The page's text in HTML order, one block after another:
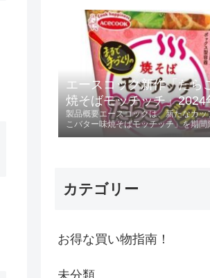
し、特典としてオリジナルクリア...
エースコック新作「たら
焼そばモッチッチ」2024
売！
製品概要エースコックは、新たなカッ
こバター味焼そばモッチッチ」を期間
カテゴリー
お得な買い物指南！